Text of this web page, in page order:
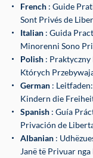
French : Guide
Sont Privés de
Italian : Guida
Minorenni Sono
Polish :
Których
German :
Kindern die
Spanish : Guía
Privación de
Albanian :
Janë të Privuar